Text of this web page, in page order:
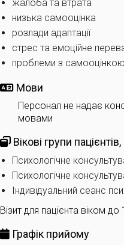
жалоба та втрата
низька самооцінка
розлади адаптації
стрес та емоційне
проблеми з самооцінкою
Мови
Персонал не надає
мовами
Вікові групи
Психологічне
Психологічне
Індивідуальний сеанс
Візит для пацієнта віком
Графік прийому